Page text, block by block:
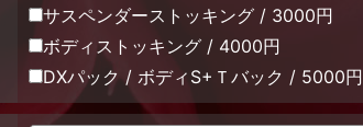
サスペンダーストッキング / 3000円
ボディストッキング / 4000円
DXパック / ボディS+Ｔバック / 5000円